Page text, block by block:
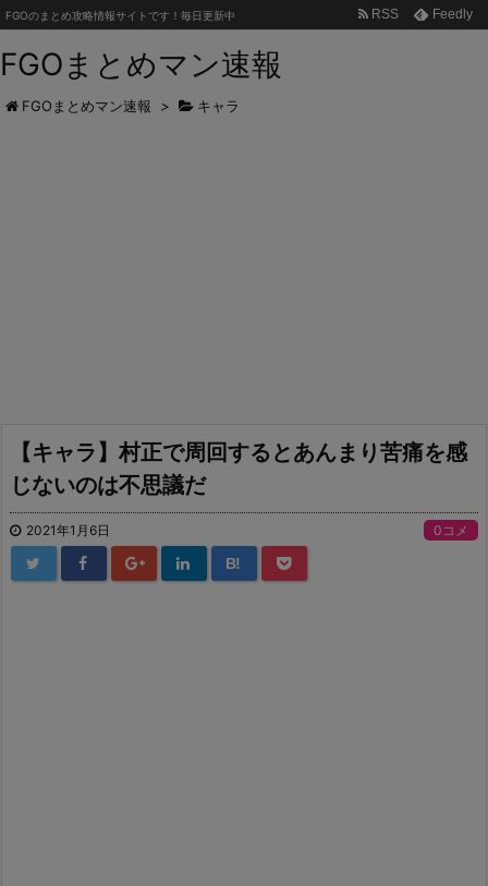
FGOまとめマン速報
FGOのまとめ攻略情報サイトです！毎日更新中 RSS Feedly
FGOまとめマン速報 > キャラ
【キャラ】村正で周回するとあんまり苦痛を感
じないのは不思議だ
2021年1月6日 0コメ
B!